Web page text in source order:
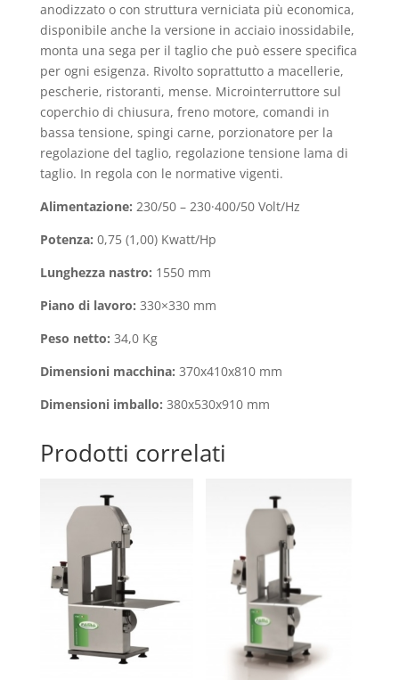
anodizzato o con struttura verniciata più economica,
disponibile anche la versione in acciaio inossidabile,
monta una sega per il taglio che può essere specifica
per ogni esigenza. Rivolto soprattutto a macellerie,
pescherie, ristoranti, mense. Microinterruttore sul
coperchio di chiusura, freno motore, comandi in
bassa tensione, spingi carne, porzionatore per la
regolazione del taglio, regolazione tensione lama di
taglio. In regola con le normative vigenti.
Alimentazione: 230/50 – 230·400/50 Volt/Hz
Potenza: 0,75 (1,00) Kwatt/Hp
Lunghezza nastro: 1550 mm
Piano di lavoro: 330×330 mm
Peso netto: 34,0 Kg
Dimensioni macchina: 370x410x810 mm
Dimensioni imballo: 380x530x910 mm
Prodotti correlati